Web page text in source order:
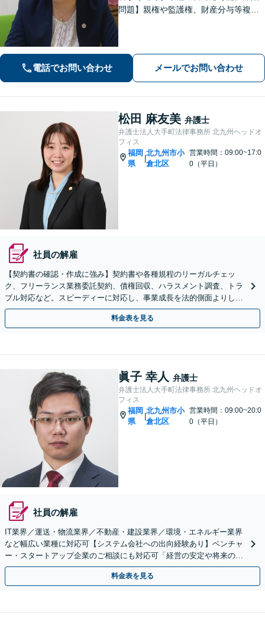
問題】親権や監護権、財産分与等複雑
力と交渉力を強みに円満な相続へ。
電話でお問い合わせ メールでお問い合わせ
松田 麻友美 弁護士
弁護士法人大手町法律事務所 北九州ヘッドオ
フィス
福岡
県
北九州市小
倉北区
営業時間：09:00~17:0
0（平日）
社員の解雇
【契約書の確認・作成に強み】契約書や各種規程のリーガルチェッ
ク、フリーランス業務委託契約、債権回収、ハラスメント調査、トラ
ブル対応など。スピーディーに対応し、事業成長を法的側面よりしっ
かりとサポートいたします【駐車場あり】【完全個室で対応】
料金表を見る
眞子 幸人 弁護士
弁護士法人大手町法律事務所 北九州ヘッドオ
フィス
福岡
県
北九州市小
倉北区
営業時間：09:00~20:0
0（平日）
社員の解雇
IT業界／運送・物流業界／不動産・建設業界／環境・エネルギー業界
など幅広い業種に対応可【システム会社への出向経験あり】ベンチャ
ー・スタートアップ企業のご相談にも対応可「経営の安定や将来の紛
争防止には、ぜひ顧問契約を」【休日・夜間相談可】
料金表を見る